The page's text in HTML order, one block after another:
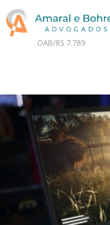
OAB/RS 7.789